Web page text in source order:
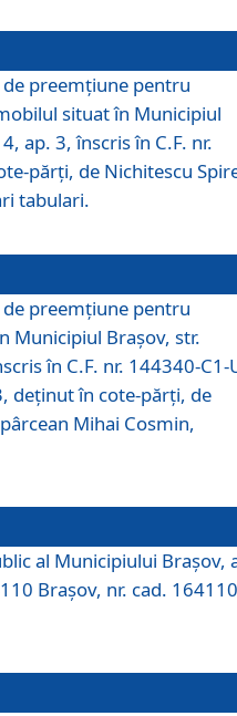
preemţiune pentru
situat în Municipiul
ap. 3, înscris în C.F. nr.
părți, de Nichitescu
tabulari.
preemţiune pentru
Municipiul Braşov, str.
în C.F. nr. 144340-C1-
deținut în cote-părți, de
Mihai Cosmin,
al Municipiului Braşov,
Brașov, nr. cad.